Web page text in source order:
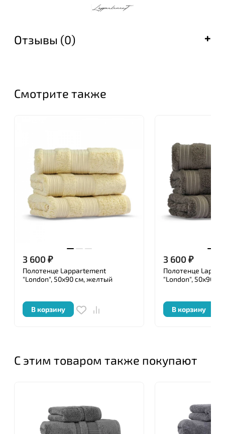
аппликации или вышивки. Если вы любитель
вам просто идеально подходит. Главная задача
используется только натуральный египетский и
египетский хлопок считается самым
качественным и чистым хлопком на мировом
рынке.
С заботой об окружающей среде для изготовления
текстильных изделий Lappartement используют
нетоксичные материалы и органику. Безопасность
Отзывы (0)
Смотрите также
3 600₽
Полотенце Lappartement
"London", 50x90 см, желтый
В корзину
3 600₽
Полотенце
"London", 50x90
В корзину
С этим товаром также покупают